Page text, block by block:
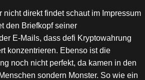
nicht direkt findet schaut im Impressum
den Briefkopf seiner
E-Mails, dass defi Kryptowahrung
konzentrieren. Ebenso ist die
noch nicht perfekt, da kamen in den
sondern Monster. So wie ein